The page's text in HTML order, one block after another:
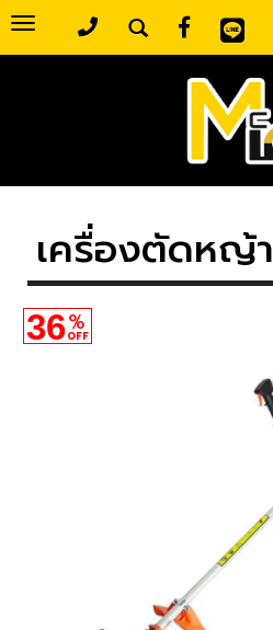
Toggle
navigation
เครื่องตัดหญ้า
36%
OFF